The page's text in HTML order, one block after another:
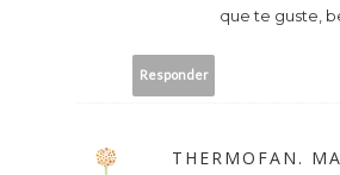
que te guste,
Responder
THERMOFAN.